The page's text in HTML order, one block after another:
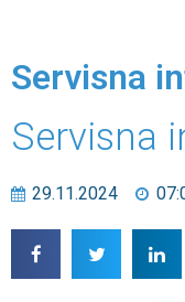
Servisna
Servisna
29.11.2024